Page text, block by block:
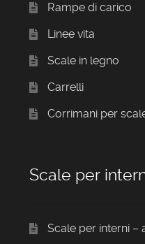
Rampe di carico
Linee vita
Scale in legno
Carrelli
Corrimani per
Scale per
Scale per interni –